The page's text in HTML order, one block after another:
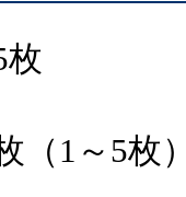
（1～5枚